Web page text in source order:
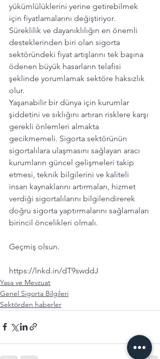
yükümlülüklerini yerine getirebilmek
için fiyatlamalarını değiştiriyor.
Süreklilik ve dayanıklılığın en önemli
desteklerinden biri olan sigorta
sektöründeki fiyat artışlarını tek başına
ödenen büyük hasarların telafisi
şeklinde yorumlamak sektöre haksızlık
olur.
Yaşanabilir bir dünya için kurumlar
şiddetini ve sıklığını artıran risklere karşı
gerekli önlemleri almakta
gecikmemeli. Sigorta sektörünün
sigortalılara ulaşmasını sağlayan aracı
kurumların güncel gelişmeleri takip
etmesi, teknik bilgilerini ve kaliteli
insan kaynaklarını artırmaları, hizmet
verdiği sigortalılarını bilgilendirerek
doğru sigorta yaptırmalarını sağlamaları
birincil öncelikleri olmalı.
Geçmiş olsun.
https://lnkd.in/dT9swddJ
Yasa ve Mevzuat
Genel Sigorta Bilgileri
Sektörden haberler